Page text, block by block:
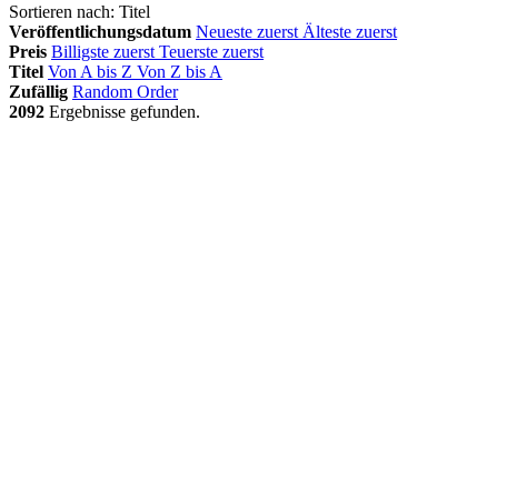
Sortieren nach: Titel
Veröffentlichungsdatum Neueste zuerst Älteste zuerst
Preis Billigste zuerst Teuerste zuerst
Titel Von A bis Z Von Z bis A
Zufällig Random Order
2092 Ergebnisse gefunden.